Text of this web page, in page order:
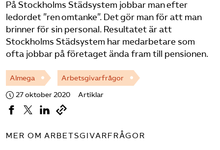
Cookie-inställningar
På Stockholms Städsystem jobbar man efter
ledordet ”ren omtanke”. Det gör man för att man
brinner för sin personal. Resultatet är att
Stockholms Städsystem har medarbetare som
ofta jobbar på företaget ända fram till pensionen.
Almega Arbetsgivarfrågor
27 oktober 2020 Artiklar
MER OM ARBETSGIVARFRÅGOR